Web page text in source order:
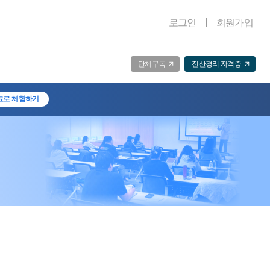
로그인 회원가입
단체구독 전산경리 자격증
로 체험하기